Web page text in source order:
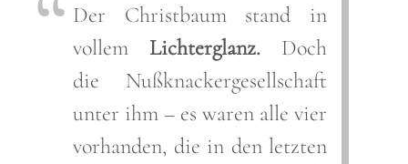
Der Christbaum stand in
vollem Lichterglanz. Doch
die Nußknackergesellschaft
unter ihm – es waren alle vier
vorhanden, die in den letzten